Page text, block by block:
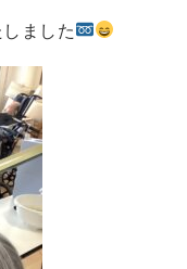
ました